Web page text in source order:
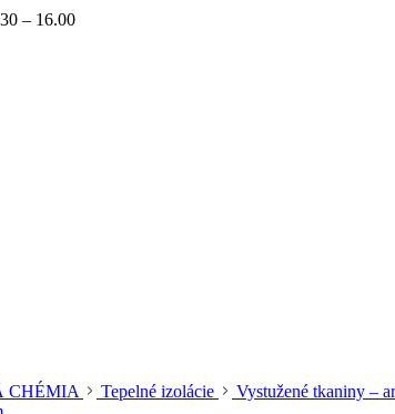
– 16.00
CHÉMIA Tepelné izolácie
Vystužené tkaniny –